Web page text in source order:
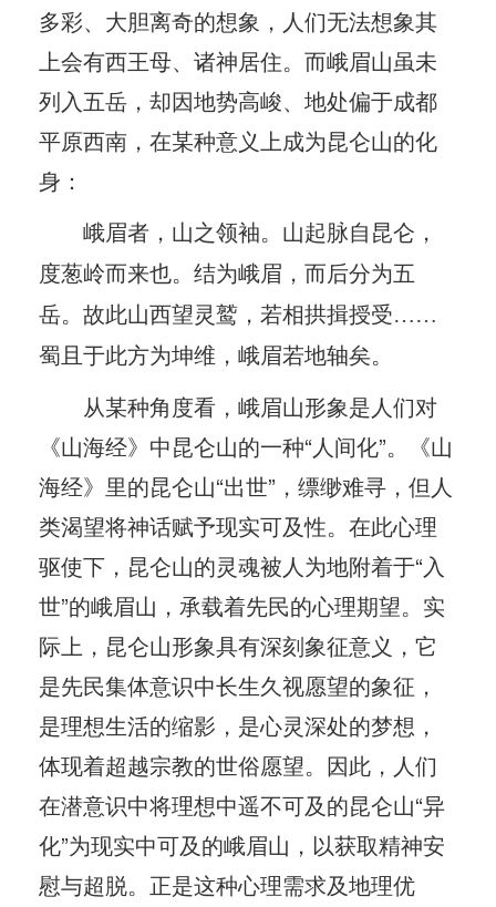
多彩、大胆离奇的想象，人们无法想象其
上会有西王母、诸神居住。而峨眉山虽未
列入五岳，却因地势高峻、地处偏于成都
平原西南，在某种意义上成为昆仑山的化
身：
峨眉者，山之领袖。山起脉自昆仑，
度葱岭而来也。结为峨眉，而后分为五
岳。故此山西望灵鹫，若相拱揖授受……
蜀且于此方为坤维，峨眉若地轴矣。
从某种角度看，峨眉山形象是人们对
《山海经》中昆仑山的一种“人间化”。《山
海经》里的昆仑山“出世”，缥缈难寻，但人
类渴望将神话赋予现实可及性。在此心理
驱使下，昆仑山的灵魂被人为地附着于“入
世”的峨眉山，承载着先民的心理期望。实
际上，昆仑山形象具有深刻象征意义，它
是先民集体意识中长生久视愿望的象征，
是理想生活的缩影，是心灵深处的梦想，
体现着超越宗教的世俗愿望。因此，人们
在潜意识中将理想中遥不可及的昆仑山“异
化”为现实中可及的峨眉山，以获取精神安
慰与超脱。正是这种心理需求及地理优